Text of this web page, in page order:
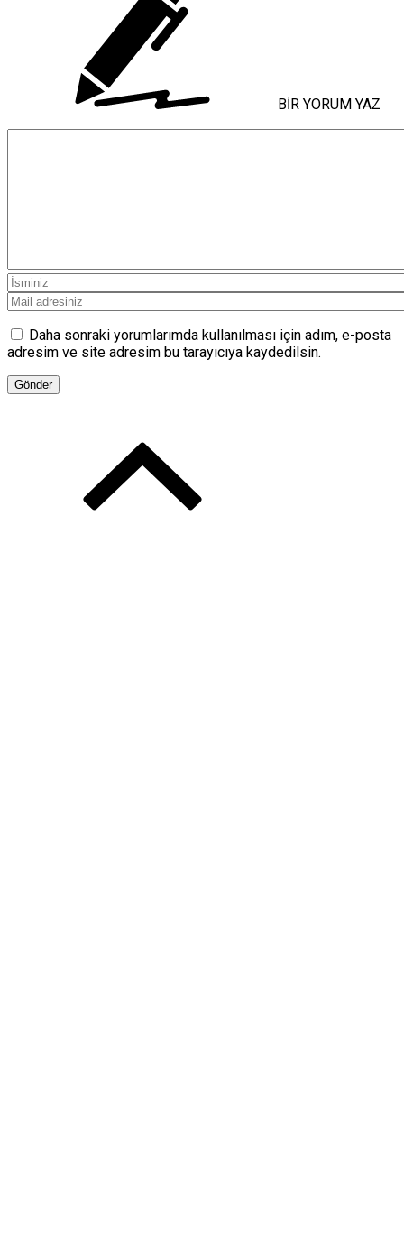
BİR YORUM YAZ
Daha sonraki yorumlarımda kullanılması için adım, e-posta
adresim ve site adresim bu tarayıcıya kaydedilsin.